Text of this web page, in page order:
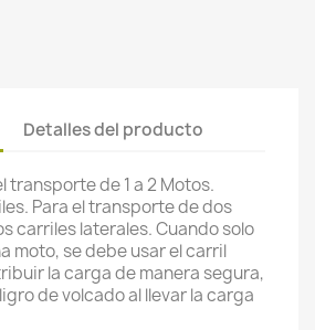
Detalles del producto
transporte de 1 a 2 Motos.
Para el transporte de dos
carriles laterales. Cuando solo
moto, se debe usar el carril
la carga de manera segura,
de volcado al llevar la carga